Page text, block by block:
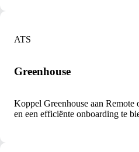
ATS
Greenhouse
Koppel Greenhouse aan Remote
en een efficiënte onboarding te